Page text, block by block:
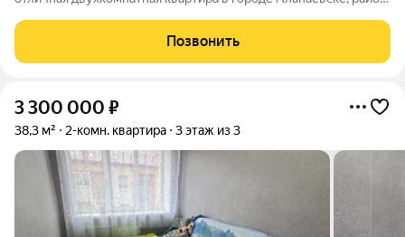
кв.м, на 2 этаже. ПЛАНИРОВКА Просторная прихожая,две
комнаты,кухня,раздельный
Позвонить
3 300 000 ₽
38,3 м² 2-комн. квартира 3 этаж из 3